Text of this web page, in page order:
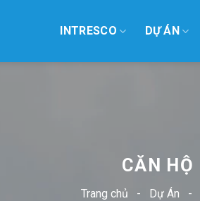
INTRESCO DỰ ÁN
CĂN HỘ
Trang chủ - Dự Án -